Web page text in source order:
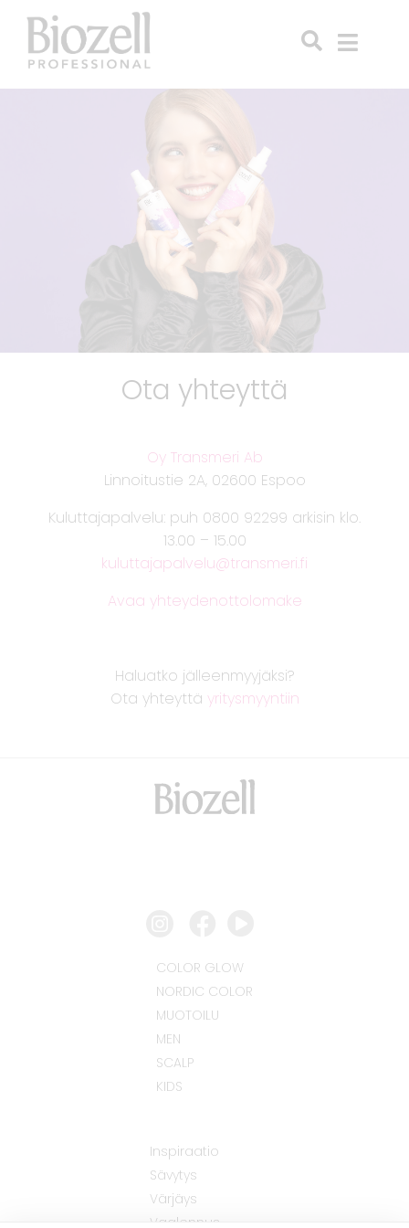
Ota yhteyttä
Oy Transmeri Ab
Linnoitustie 2A, 02600 Espoo
Kuluttajapalvelu: puh 0800 92299 arkisin klo.
13.00 – 15.00
kuluttajapalvelu@transmeri.fi
Avaa yhteydenottolomake
Haluatko jälleenmyyjäksi?
Ota yhteyttä yritysmyyntiin
COLOR GLOW
NORDIC COLOR
MUOTOILU
MEN
SCALP
KIDS
Inspiraatio
Sävytys
Värjäys
Vaalennus